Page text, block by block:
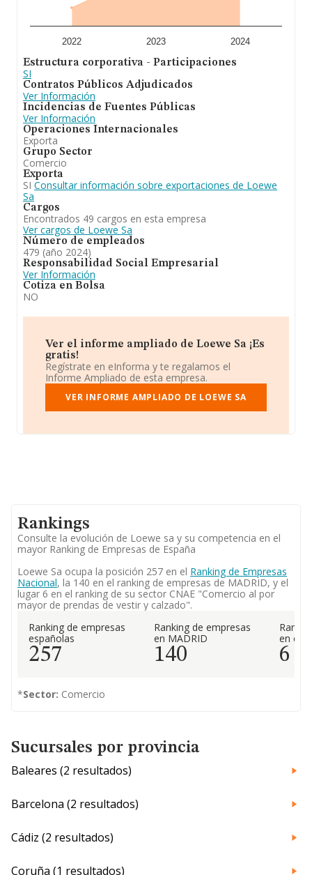
empresas es de 4; la media de antigüedad desde la
A modo de conclusión, la actividad de
Loewe S.A
prendas de vestir. En cuanto al ranking de la provincia de
Madrid, la empresa ha ganado posiciones.
2022 2023 2024
Estructura corporativa - Participaciones
SI
Contratos Públicos Adjudicados
Ver Información
Incidencias de Fuentes Públicas
Ver Información
Operaciones Internacionales
Exporta
Grupo Sector
Comercio
Exporta
SI Consultar información sobre exportaciones de Loewe
Sa
Cargos
Encontrados 49 cargos en esta empresa
Ver cargos de Loewe Sa
Número de empleados
479 (año 2024)
Responsabilidad Social Empresarial
Ver Información
Cotiza en Bolsa
NO
Ver el informe ampliado de Loewe Sa ¡Es
gratis!
Regístrate en eInforma y te regalamos el
Informe Ampliado de esta empresa.
VER INFORME AMPLIADO DE LOEWE SA
Rankings
Consulte la evolución de Loewe sa y su competencia en el
mayor Ranking de Empresas de España
Loewe Sa ocupa la posición 257 en el Ranking de Empresas
Nacional, la 140 en el ranking de empresas de MADRID, y el
lugar 6 en el ranking de su sector CNAE "Comercio al por
mayor de prendas de vestir y calzado".
Ranking de empresas
españolas
257
Ranking de empresas
en MADRID
140
en el
6
*Sector: Comercio
Sucursales por provincia
Baleares (2 resultados)
Barcelona (2 resultados)
Cádiz (2 resultados)
Coruña (1 resultados)